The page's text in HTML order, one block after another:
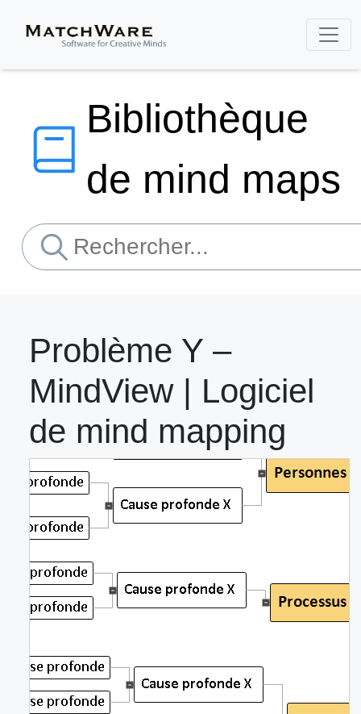
Bibliothèque
de mind maps
Problème Y –
MindView | Logiciel
de mind mapping